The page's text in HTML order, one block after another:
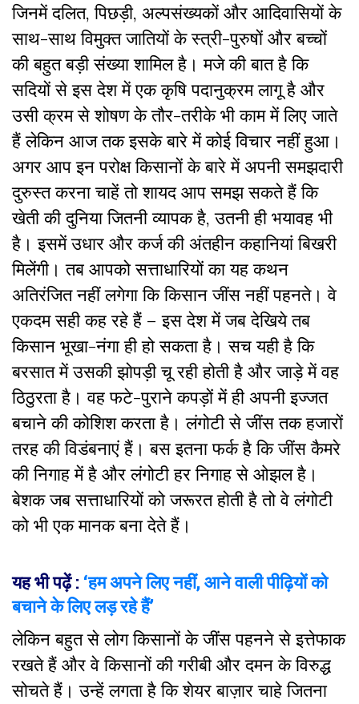
जिनमें दलित, पिछड़ी, अल्पसंख्यकों और आदिवासियों के
साथ-साथ विमुक्त जातियों के स्त्री-पुरुषों और बच्चों
की बहुत बड़ी संख्या शामिल है। मजे की बात है कि
सदियों से इस देश में एक कृषि पदानुक्रम लागू है और
उसी क्रम से शोषण के तौर-तरीके भी काम में लिए जाते
हैं लेकिन आज तक इसके बारे में कोई विचार नहीं हुआ।
अगर आप इन परोक्ष किसानों के बारे में अपनी समझदारी
दुरुस्त करना चाहें तो शायद आप समझ सकते हैं कि
खेती की दुनिया जितनी व्यापक है, उतनी ही भयावह भी
है। इसमें उधार और कर्ज की अंतहीन कहानियां बिखरी
मिलेंगी। तब आपको सत्ताधारियों का यह कथन
अतिरंजित नहीं लगेगा कि किसान जींस नहीं पहनते। वे
एकदम सही कह रहे हैं – इस देश में जब देखिये तब
किसान भूखा-नंगा ही हो सकता है। सच यही है कि
बरसात में उसकी झोपड़ी चू रही होती है और जाड़े में वह
ठिठुरता है। वह फटे-पुराने कपड़ों में ही अपनी इज्जत
बचाने की कोशिश करता है। लंगोटी से जींस तक हजारों
तरह की विडंबनाएं हैं। बस इतना फर्क है कि जींस कैमरे
की निगाह में है और लंगोटी हर निगाह से ओझल है।
बेशक जब सत्ताधारियों को जरूरत होती है तो वे लंगोटी
को भी एक मानक बना देते हैं।
यह भी पढ़ें : ‘हम अपने लिए नहीं, आने वाली पीढ़ियों को
बचाने के लिए लड़ रहे हैं’
लेकिन बहुत से लोग किसानों के जींस पहनने से इत्तेफाक
रखते हैं और वे किसानों की गरीबी और दमन के विरुद्ध
सोचते हैं। उन्हें लगता है कि शेयर बाज़ार चाहे जितना